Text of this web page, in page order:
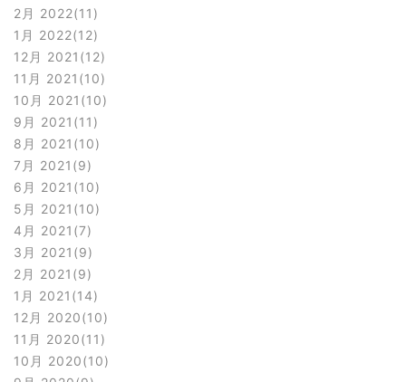
2月 2022 11
1月 2022 12
12月 2021 12
11月 2021 10
10月 2021 10
9月 2021 11
8月 2021 10
7月 2021 9
6月 2021 10
5月 2021 10
4月 2021 7
3月 2021 9
2月 2021 9
1月 2021 14
12月 2020 10
11月 2020 11
10月 2020 10